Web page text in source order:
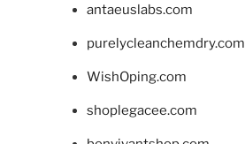
antaeuslabs.com
purelycleanchemdry.com
WishOping.com
shoplegacee.com